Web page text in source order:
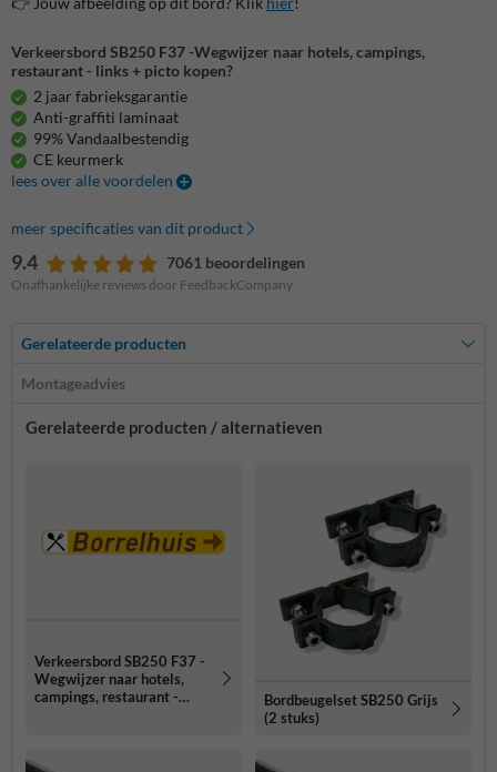
Verkeersbord SB250 F37 -Wegwijzer naar hotels, campings,
restaurant - links + picto kopen?
2 jaar fabrieksgarantie
Anti-graffiti laminaat
99% Vandaalbestendig
CE keurmerk
lees over alle voordelen
meer specificaties van dit product
9.4 7061 beoordelingen
Onafhankelijke reviews door FeedbackCompany
Gerelateerde producten
Montageadvies
Gerelateerde producten / alternatieven
Verkeersbord SB250 F37 -
Wegwijzer naar hotels,
campings, restaurant -
Bordbeugelset SB250 Grijs
(2 stuks)